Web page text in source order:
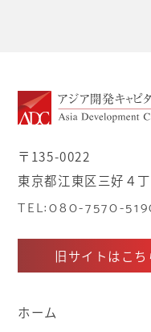
〒135-0022
東京都江東区三好４
TEL:080-7570-
旧サイトはこち
ホーム